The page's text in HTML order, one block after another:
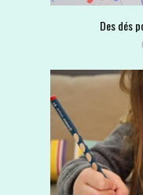
Des dés